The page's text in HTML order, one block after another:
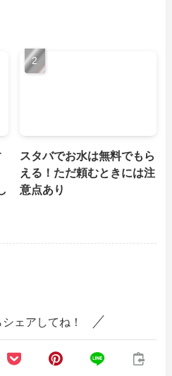
スタバでお水は無料でもら
える！ただ頼むときには注
意点あり
ェアしてね！